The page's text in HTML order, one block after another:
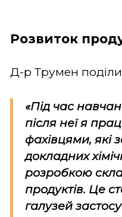
Розвиток
Д-р Трумен
«Під час
після неї я
фахівцями,
докладних
розробкою
продуктів. Це
галузей